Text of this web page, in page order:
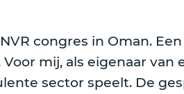
congres in Oman.
mij, als eigenaar
sector speelt. De